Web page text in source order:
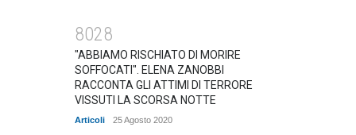
8028
"ABBIAMO RISCHIATO DI MORIRE
SOFFOCATI". ELENA ZANOBBI
RACCONTA GLI ATTIMI DI TERRORE
VISSUTI LA SCORSA NOTTE
Articoli 25 Agosto 2020